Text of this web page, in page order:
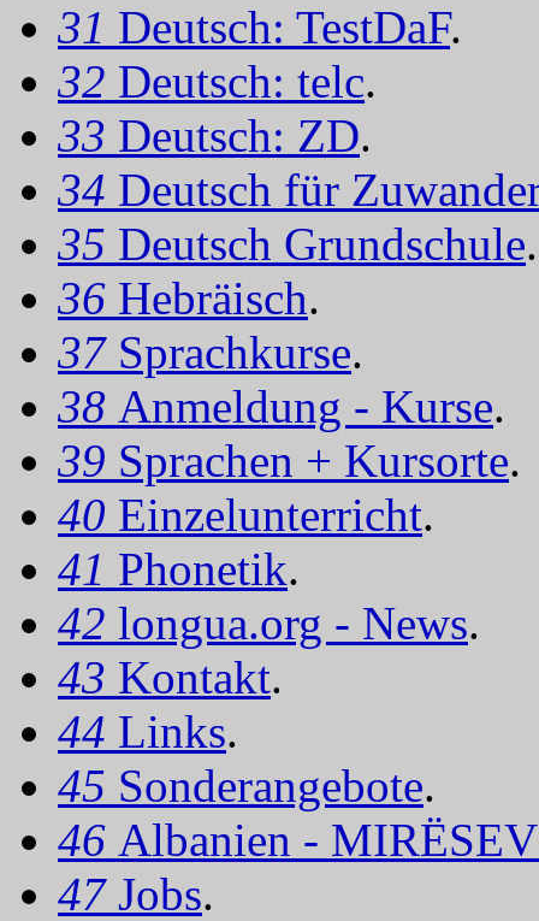
31 Deutsch: TestDaF.
32 Deutsch: telc.
33 Deutsch: ZD.
34 Deutsch für
35 Deutsch Grundschule.
36 Hebräisch.
37 Sprachkurse.
38 Anmeldung - Kurse.
39 Sprachen + Kursorte.
40 Einzelunterricht.
41 Phonetik.
42 longua.org - News.
43 Kontakt.
44 Links.
45 Sonderangebote.
46 Albanien -
47 Jobs.